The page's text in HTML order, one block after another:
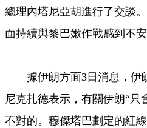
總理內塔尼亞胡進行了交談
面持續與黎巴嫩作戰感到不安
據伊朗方面3日消息，伊
尼克扎德表示，有關伊朗“只
不對的。穆傑塔巴劃定的紅